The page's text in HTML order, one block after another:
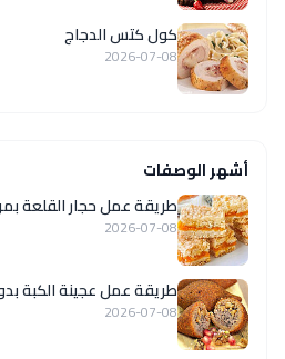
كول كتس الدجاج
2026-07-08
أشهر الوصفات
طريقة عمل حجار القلعة
2026-07-08
طريقة عمل عجينة الكبة
2026-07-08